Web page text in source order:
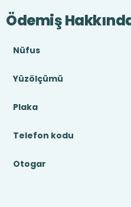
Ödemiş
Nüfus
Yüzölçümü
Plaka
Telefon kodu
Otogar